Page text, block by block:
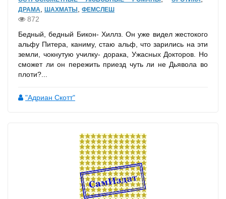
ДРАМА ШАХМАТЫ ФЕМСЛЕШ
872
Бедный, бедный Бикон- Хиллз. Он уже видел жестокого
альфу Питера, каниму, стаю альф, что зарились на эти
земли, чокнутую училку- дорака, Ужасных Докторов. Но
сможет ли он пережить приезд чуть ли не Дьявола во
плоти?...
"Адриан Скотт"